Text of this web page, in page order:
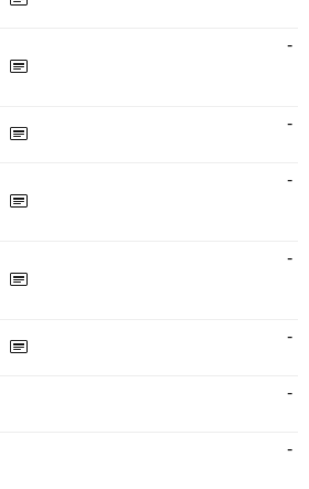
-
-
-
-
-
-
-